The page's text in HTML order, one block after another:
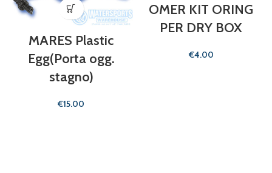
MARES Plastic
Egg(Porta ogg.
stagno)
€
OMER KIT ORING
PER DRY BOX
€